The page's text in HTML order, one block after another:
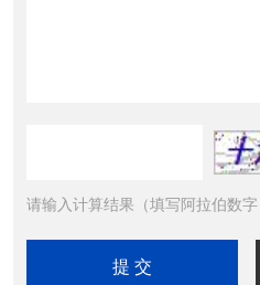
请输入计算结果（填写阿拉伯数